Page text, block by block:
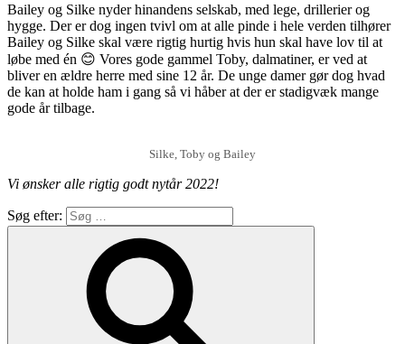
Bailey og Silke nyder hinandens selskab, med lege, drillerier og
hygge. Der er dog ingen tvivl om at alle pinde i hele verden tilhører
Bailey og Silke skal være rigtig hurtig hvis hun skal have lov til at
løbe med én 😊 Vores gode gammel Toby, dalmatiner, er ved at
bliver en ældre herre med sine 12 år. De unge damer gør dog hvad
de kan at holde ham i gang så vi håber at der er stadigvæk mange
gode år tilbage.
Silke, Toby og Bailey
Vi ønsker alle rigtig godt nytår 2022!
Søg efter: